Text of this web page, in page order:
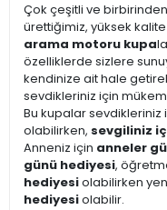
Çok çeşitli ve birbirinden
ürettiğimiz, yüksek kalite
arama motoru kupa
özelliklerde sizlere
kendinize ait hale
sevdikleriniz için
Bu kupalar sevdikleriniz
olabilirken, sevgiliniz
Anneniz için anneler
günü hediyesi,
hediyesiolabilirken
hediyesiolabilir.